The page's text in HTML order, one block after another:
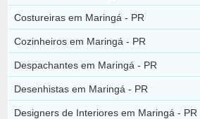
Costureiras em Maringá - PR
Cozinheiros em Maringá - PR
Despachantes em Maringá - PR
Desenhistas em Maringá - PR
Designers de Interiores em Maringá - PR